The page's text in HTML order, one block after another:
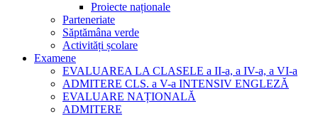
Proiecte naționale
Parteneriate
Săptămâna verde
Activități școlare
Examene
EVALUAREA LA CLASELE a II-a, a IV-a, a VI-a
ADMITERE CLS. a V-a INTENSIV ENGLEZĂ
EVALUARE NAȚIONALĂ
ADMITERE